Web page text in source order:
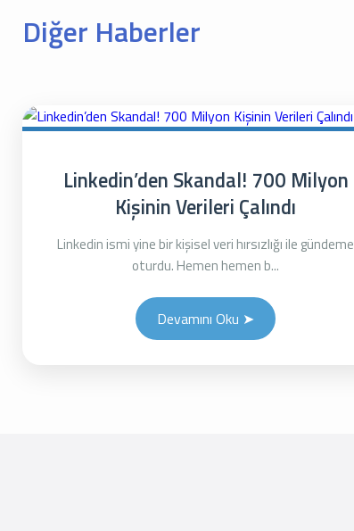
Diğer Haberler
Linkedin’den Skandal! 700 Milyon
Kişinin Verileri Çalındı
Linkedin ismi yine bir kişisel veri hırsızlığı ile gündeme
oturdu. Hemen hemen b...
Devamını Oku ➤